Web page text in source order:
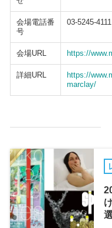
会場電話番
号
03-5245-4111
会場URL https://
詳細URL
https://
marclay/